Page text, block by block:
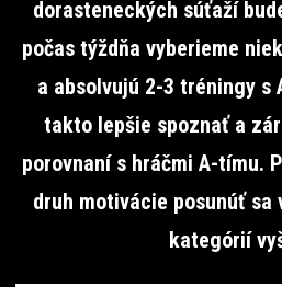
dorasteneckých súťaží
počas týždňa vyberieme
a absolvujú 2-3 tréningy s
takto lepšie spoznať a
porovnaní s hráčmi A-tímu.
druh motivácie posunúť
kategórií